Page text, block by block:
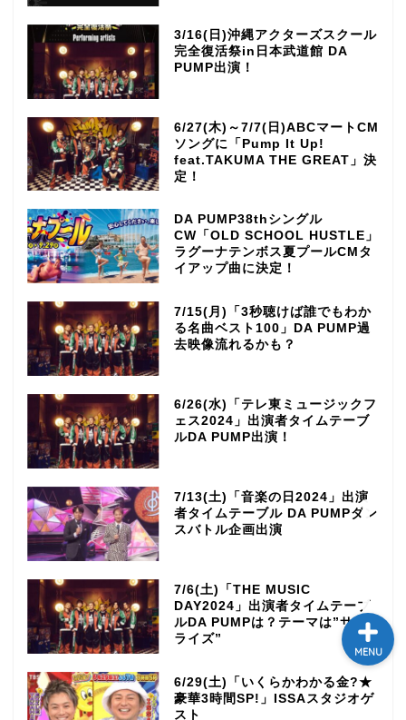
3/16(日)沖縄アクターズスクール
完全復活祭in日本武道館 DA
PUMP出演！
6/27(木)～7/7(日)ABCマートCM
ソングに「Pump It Up!
feat.TAKUMA THE GREAT」決
定！
DA PUMP38thシングル
CW「OLD SCHOOL HUSTLE」
ラグーナテンボス夏プールCMタ
イアップ曲に決定！
7/15(月)「3秒聴けば誰でもわか
る名曲ベスト100」DA PUMP過
去映像流れるかも？
6/26(水)「テレ東ミュージックフ
ェス2024」出演者タイムテーブ
ルDA PUMP出演！
7/13(土)「音楽の日2024」出演
者タイムテーブル DA PUMPダン
スバトル企画出演
7/6(土)「THE MUSIC
DAY2024」出演者タイムテーブ
ルDA PUMPは？テーマは”サプ
ライズ”
6/29(土)「いくらかわかる金?★
豪華3時間SP!」ISSAスタジオゲ
スト
MENU
テレビ
メゾン・ド・ミュージック
ライブ・イベント